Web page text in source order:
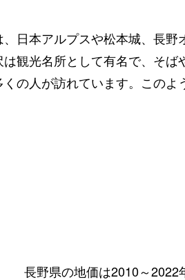
、日本アルプスや松本城、長
観光名所として有名で、そ
の人が訪れています。この
長野県の地価は2010～2022